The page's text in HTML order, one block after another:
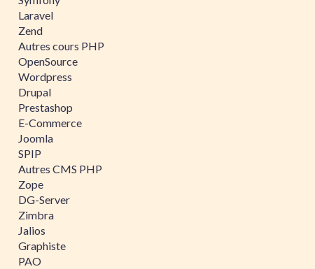
Laravel
Zend
Autres cours PHP
OpenSource
Wordpress
Drupal
Prestashop
E-Commerce
Joomla
SPIP
Autres CMS PHP
Zope
DG-Server
Zimbra
Jalios
Graphiste
PAO